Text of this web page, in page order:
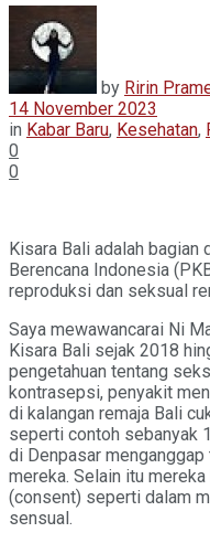
by Ririn
14 November 2023
in Kabar Baru, Kesehatan,
0
0
Kisara Bali adalah
Berencana Indonesia
reproduksi dan seksual
Saya mewawancarai Ni
Kisara Bali sejak 2018
pengetahuan tentang
kontrasepsi, penyakit
di kalangan remaja Bali
seperti contoh sebanyak
di Denpasar
mereka. Selain itu
(consent) seperti dalam
sensual.